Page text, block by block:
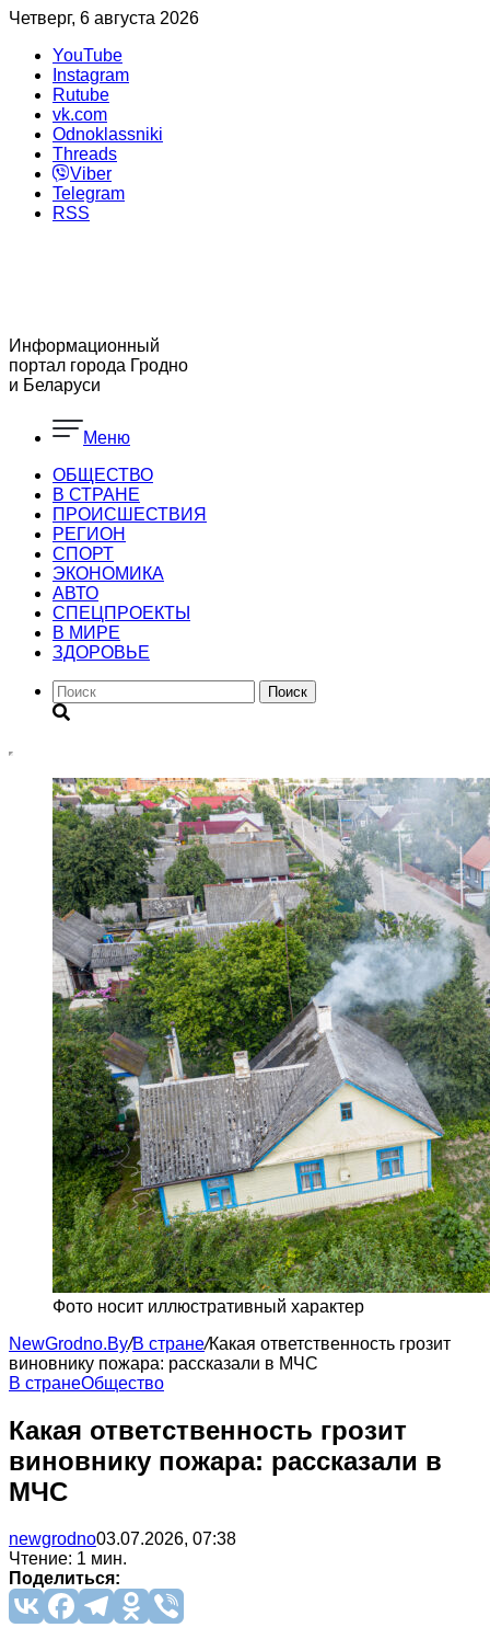
Четверг, 6 августа 2026
YouTube
Instagram
Rutube
vk.com
Odnoklassniki
Threads
Viber
Telegram
RSS
Информационный
портал города Гродно
и Беларуси
Меню
ОБЩЕСТВО
В СТРАНЕ
ПРОИСШЕСТВИЯ
РЕГИОН
CПОРТ
ЭКОНОМИКА
АВТО
СПЕЦПРОЕКТЫ
В МИРЕ
ЗДОРОВЬЕ
Поиск
Фото носит иллюстративный характер
NewGrodno.By/В стране/Какая ответственность грозит
виновнику пожара: рассказали в МЧС
В странеОбщество
Какая ответственность грозит
виновнику пожара: рассказали в
МЧС
newgrodno03.07.2026, 07:38
Чтение: 1 мин.
Поделиться: